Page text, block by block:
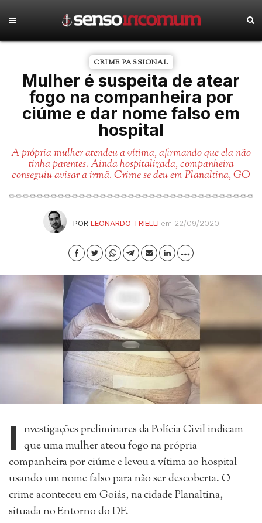
CRIME PASSIONAL
Mulher é suspeita de atear
fogo na companheira por
ciúme e dar nome falso em
hospital
A própria mulher atendeu a vítima, afirmando que ela não
tinha parentes. Ainda hospitalizada, companheira
conseguiu avisar a irmã. Crime se deu em Planaltina, GO
POR LEONARDO TRIELLI em 22/09/2020
I nvestigações preliminares da Polícia Civil indicam
que uma mulher ateou fogo na própria
companheira por ciúme e levou a vítima ao hospital
usando um nome falso para não ser descoberta. O
crime aconteceu em Goiás, na cidade Planaltina,
situada no Entorno do DF.